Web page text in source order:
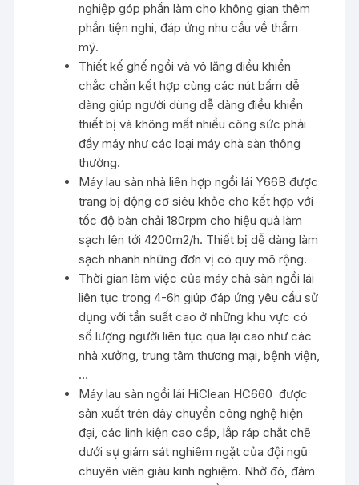
nghiệp góp phần làm cho không gian thêm
phần tiện nghi, đáp ứng nhu cầu về thẩm
mỹ.
Thiết kế ghế ngồi và vô lăng điều khiển
chắc chắn kết hợp cùng các nút bấm dễ
dàng giúp người dùng dễ dàng điều khiển
thiết bị và không mất nhiều công sức phải
đẩy máy như các loại máy chà sàn thông
thường.
Máy lau sàn nhà liên hợp ngồi lái Y66B được
trang bị động cơ siêu khỏe cho kết hợp với
tốc độ bàn chải 180rpm cho hiệu quả làm
sạch lên tới 4200m2/h. Thiết bị dễ dàng làm
sạch nhanh những đơn vị có quy mô rộng.
Thời gian làm việc của máy chà sàn ngồi lái
liên tục trong 4-6h giúp đáp ứng yêu cầu sử
dụng với tần suất cao ở những khu vực có
số lượng người liên tục qua lại cao như các
nhà xưởng, trung tâm thương mại, bệnh viện,
…
Máy lau sàn ngồi lái HiClean HC660 được
sản xuất trên dây chuyền công nghệ hiện
đại, các linh kiện cao cấp, lắp ráp chắt chẽ
dưới sự giám sát nghiêm ngặt của đội ngũ
chuyên viên giàu kinh nghiệm. Nhờ đó, đảm